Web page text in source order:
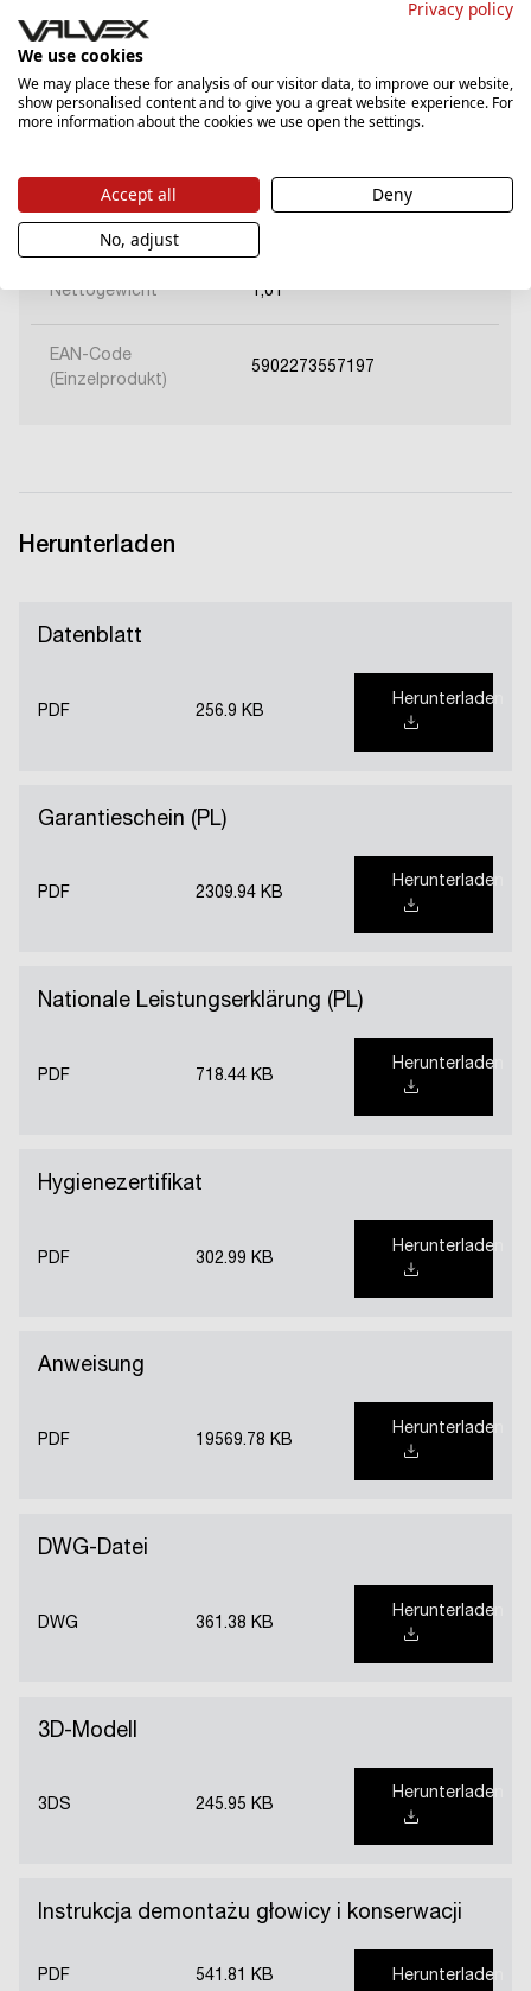
Typ
Montageart Jednootworowy
Kartusche Ø35
Nettogewicht 1,01
EAN-Code
(Einzelprodukt)
5902273557197
Herunterladen
Datenblatt
PDF 256.9 KB
Herunterladen
Garantieschein (PL)
PDF 2309.94 KB
Herunterladen
Nationale Leistungserklärung (PL)
PDF 718.44 KB
Herunterladen
Hygienezertifikat
PDF 302.99 KB
Herunterladen
Anweisung
PDF 19569.78 KB
Herunterladen
DWG-Datei
DWG 361.38 KB
Herunterladen
3D-Modell
3DS 245.95 KB
Herunterladen
Instrukcja demontażu głowicy i konserwacji
PDF 541.81 KB Herunterladen
Privacy policy
We use cookies
We may place these for analysis of our visitor data, to improve our website,
show personalised content and to give you a great website experience. For
more information about the cookies we use open the settings.
Accept all
Deny
No, adjust